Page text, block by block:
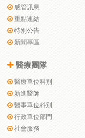
感管訊息
重點連結
特別公告
新聞專區
醫療團隊
醫療單位科別
新進醫師
醫事單位科別
行政單位部門
社會服務